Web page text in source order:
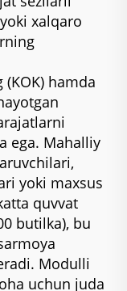
xalqaro
hamda
ega. Mahalliy
yoki maxsus
quvvat
butilka), bu
Modulli
uchun juda